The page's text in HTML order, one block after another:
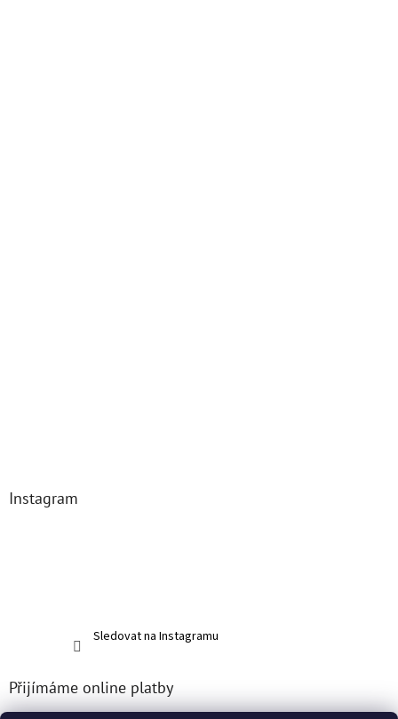
Instagram
Sledovat na Instagramu
Přijímáme online platby